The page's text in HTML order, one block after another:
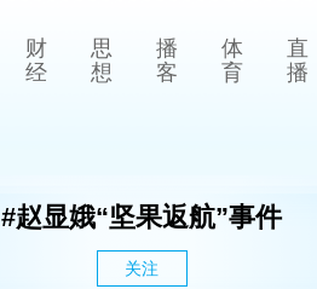
财
经
思
想
播
客
体
育
直
播
#赵显娥“坚果返航”事件
关注